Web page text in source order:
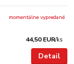
44,50 EUR/ks
momentálne vypredané
Detail